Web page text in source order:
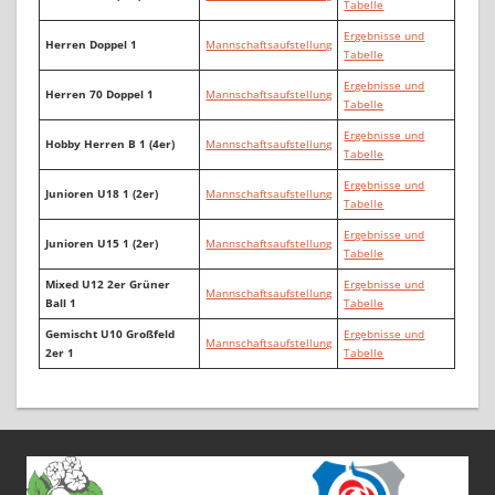
Tabelle
Herren Doppel 1 Mannschaftsaufstellung
Ergebnisse und
Tabelle
Herren 70 Doppel 1 Mannschaftsaufstellung
Ergebnisse und
Tabelle
Hobby Herren B 1 (4er) Mannschaftsaufstellung
Ergebnisse und
Tabelle
Junioren U18 1 (2er) Mannschaftsaufstellung
Ergebnisse und
Tabelle
Junioren U15 1 (2er) Mannschaftsaufstellung
Ergebnisse und
Tabelle
Mixed U12 2er Grüner
Ball 1
Mannschaftsaufstellung
Ergebnisse und
Tabelle
Gemischt U10 Großfeld
2er 1
Mannschaftsaufstellung
Ergebnisse und
Tabelle